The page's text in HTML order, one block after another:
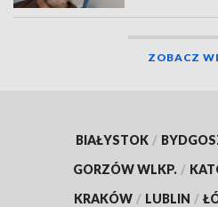
ZOBACZ
BIAŁYSTOK /
GORZÓW WLKP. /
KRAKÓW / LUBLIN /